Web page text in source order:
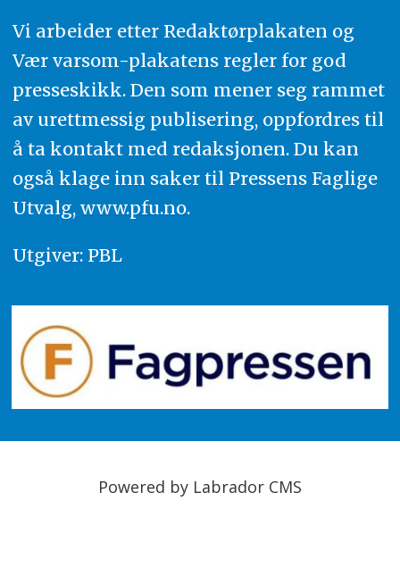
Vi arbeider etter Redaktørplakaten og
Vær varsom-plakatens regler for god
presseskikk. Den som mener seg rammet
av urettmessig publisering, oppfordres til
å ta kontakt med redaksjonen. Du kan
også klage inn saker til Pressens Faglige
Utvalg, www.pfu.no.
Utgiver: PBL
Powered by Labrador CMS